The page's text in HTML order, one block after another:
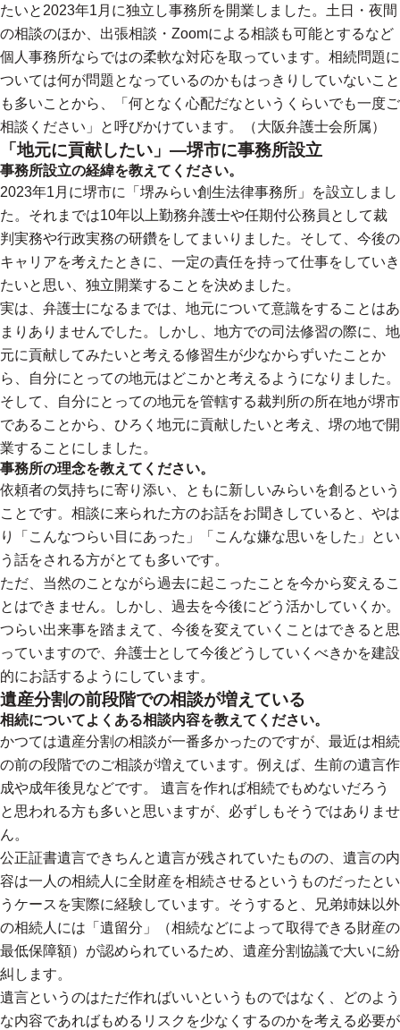
たいと2023年1月に独立し事務所を開業しました。土日・夜間
の相談のほか、出張相談・Zoomによる相談も可能とするなど
個人事務所ならではの柔軟な対応を取っています。相続問題に
ついては何が問題となっているのかもはっきりしていないこと
も多いことから、「何となく心配だなというくらいでも一度ご
相談ください」と呼びかけています。（大阪弁護士会所属）
「地元に貢献したい」―堺市に事務所設立
事務所設立の経緯を教えてください。
2023年1月に堺市に「堺みらい創生法律事務所」を設立しまし
た。それまでは10年以上勤務弁護士や任期付公務員として裁
判実務や行政実務の研鑽をしてまいりました。そして、今後の
キャリアを考えたときに、一定の責任を持って仕事をしていき
たいと思い、独立開業することを決めました。
実は、弁護士になるまでは、地元について意識をすることはあ
まりありませんでした。しかし、地方での司法修習の際に、地
元に貢献してみたいと考える修習生が少なからずいたことか
ら、自分にとっての地元はどこかと考えるようになりました。
そして、自分にとっての地元を管轄する裁判所の所在地が堺市
であることから、ひろく地元に貢献したいと考え、堺の地で開
業することにしました。
事務所の理念を教えてください。
依頼者の気持ちに寄り添い、ともに新しいみらいを創るという
ことです。相談に来られた方のお話をお聞きしていると、やは
り「こんなつらい目にあった」「こんな嫌な思いをした」とい
う話をされる方がとても多いです。
ただ、当然のことながら過去に起こったことを今から変えるこ
とはできません。しかし、過去を今後にどう活かしていくか。
つらい出来事を踏まえて、今後を変えていくことはできると思
っていますので、弁護士として今後どうしていくべきかを建設
的にお話するようにしています。
遺産分割の前段階での相談が増えている
相続についてよくある相談内容を教えてください。
かつては遺産分割の相談が一番多かったのですが、最近は相続
の前の段階でのご相談が増えています。例えば、生前の遺言作
成や成年後見などです。 遺言を作れば相続でもめないだろう
と思われる方も多いと思いますが、必ずしもそうではありませ
ん。
公正証書遺言できちんと遺言が残されていたものの、遺言の内
容は一人の相続人に全財産を相続させるというものだったとい
うケースを実際に経験しています。そうすると、兄弟姉妹以外
の相続人には「遺留分」（相続などによって取得できる財産の
最低保障額）が認められているため、遺産分割協議で大いに紛
糾します。
遺言というのはただ作ればいいというものではなく、どのよう
な内容であればもめるリスクを少なくするのかを考える必要が